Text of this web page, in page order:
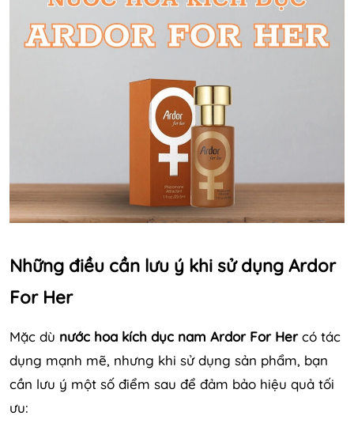
Những điều cần lưu ý khi sử dụng Ardor
For Her
Mặc dù nước hoa kích dục nam Ardor For Hercó tác
dụng mạnh mẽ, nhưng khi sử dụng sản phẩm, bạn
cần lưu ý một số điểm sau để đảm bảo hiệu quả tối
ưu: